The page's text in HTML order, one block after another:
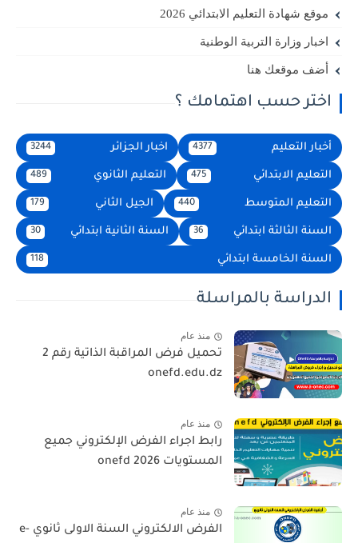
موقع شهادة التعليم الابتدائي 2026
اخبار وزارة التربية الوطنية
أضف موقعك هنا
اختر حسب اهتمامك ؟
أخبار التعليم 4377 اخبار الجزائر 3244
التعليم الابتدائي 475 التعليم الثانوي 489
التعليم المتوسط 440 الجيل الثاني 179
السنة الثالثة ابتدائي السنة الثانية ابتدائي
السنة الخامسة ابتدائي 118
الدراسة بالمراسلة
منذ عام
تحميل فرض المراقبة الذاتية رقم 2
onefd.edu.dz
منذ عام
رابط اجراء الفرض الإلكتروني جميع
المستويات 2026 onefd
منذ عام
الفرض الالكتروني السنة الاولى ثانوي e-